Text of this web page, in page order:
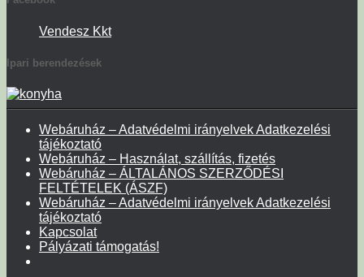
Vendesz Kkt
Ipari berendezések
Webáruház – Adatvédelmi irányelvek Adatkezelési
tájékoztató
Webáruház – Használat, szállítás, fizetés
Webáruház – ÁLTALÁNOS SZERZŐDÉSI
FELTÉTELEK (ÁSZF)
Webáruház – Adatvédelmi irányelvek Adatkezelési
tájékoztató
Kapcsolat
Pályázati támogatás!